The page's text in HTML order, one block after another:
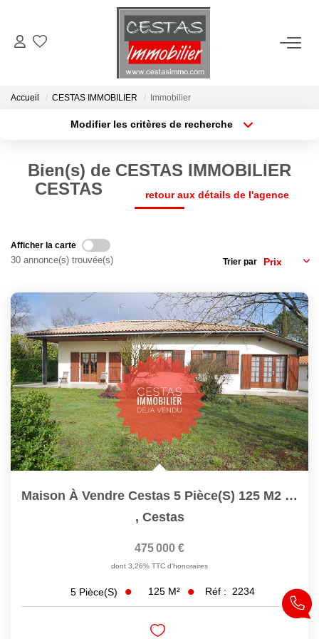
ACHETER
VIE LOCALE
NOTRE AGENCE
Accueil CESTAS IMMOBILIER Immobilier
Modifier les critères de recherche
Sélectionnez...
Type de bien
Créer une alerte
Bien(s) de CESTAS IMMOBILIER
CESTAS
retour aux détails de l'agence
Afficher la carte
30 annonce(s) trouvée(s) Trier par
Maison À Vendre Cestas 5 Pièce(s) 125 M2 Ref 2234
, Cestas
475 000 €
dont 3,26% TTC d'honoraires
5 Pièce(s) 125 M² Réf : 2234